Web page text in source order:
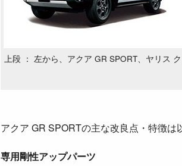
上段 ： 左から、アクア GR SPORT、ヤリス
アクア GR SPORTの主な改良点・特徴は
専用剛性アップパーツ